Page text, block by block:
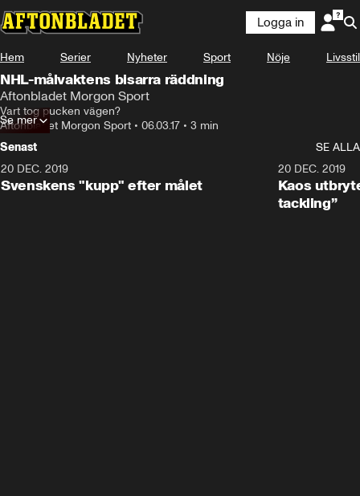
Logga in
Hem Serier Nyheter Sport Nöje Livsstil
NHL-målvaktens bisarra räddning
Aftonbladet Morgon Sport
Vart tog pucken vägen?
Aftonbladet Morgon Sport • 06.03.17 • 3 min
Se mer
Senast
SE ALLA
20 DEC. 2019
Svenskens "kupp" efter målet
20 DEC. 2019
Kaos
tackling”